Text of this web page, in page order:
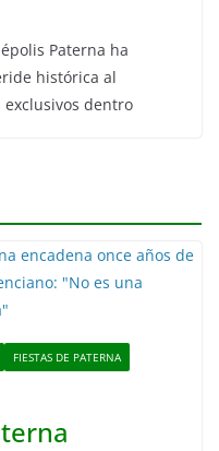
Paterna ha
histórica al
dentro
FIESTAS DE PATERNA